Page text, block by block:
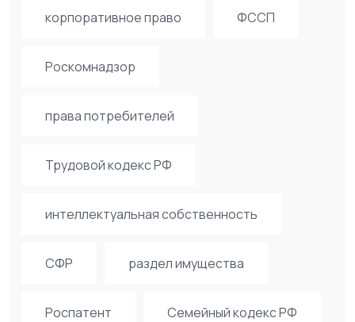
корпоративное право ФССП
Роскомнадзор
права потребителей
Трудовой кодекс РФ
интеллектуальная собственность
СФР раздел имущества
Роспатент Семейный кодекс РФ